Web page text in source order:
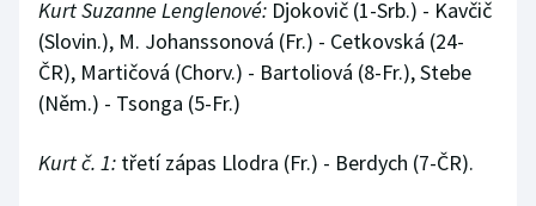
Ragby
Rychlobruslení
Kurt Suzanne Lenglenové: Djokovič (1-Srb.) - Kavčič
(Slovin.), M. Johanssonová (Fr.) - Cetkovská (24-
ČR), Martičová (Chorv.) - Bartoliová (8-Fr.), Stebe
(Něm.) - Tsonga (5-Fr.)
Kurt č. 1: třetí zápas Llodra (Fr.) - Berdych (7-ČR).